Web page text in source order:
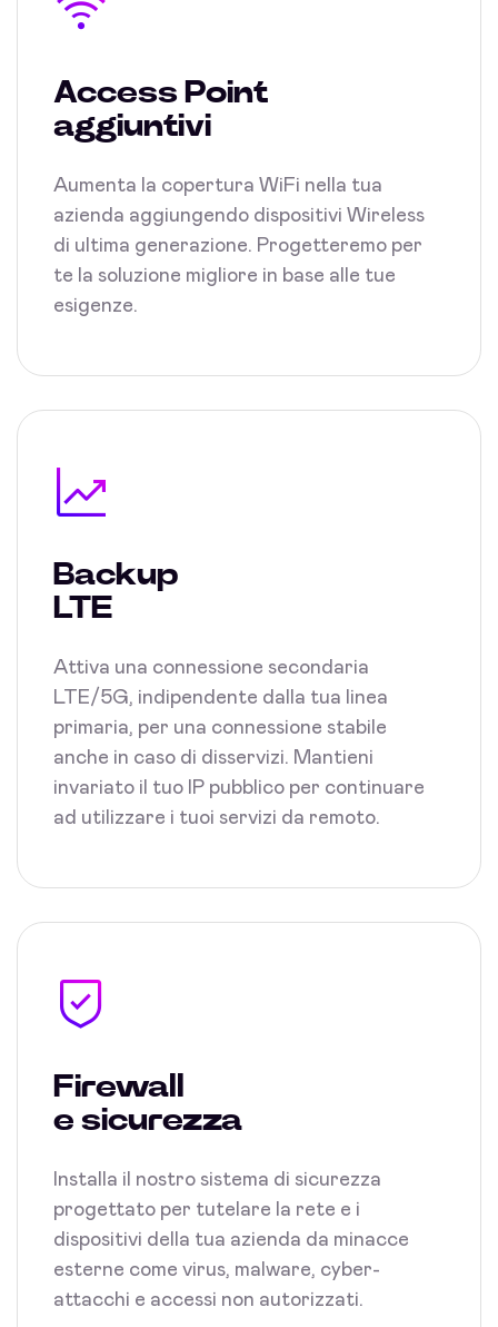
Access Point
aggiuntivi
Aumenta la copertura WiFi nella tua
azienda aggiungendo dispositivi Wireless
di ultima generazione. Progetteremo per
te la soluzione migliore in base alle tue
esigenze.
Backup
LTE
Attiva una connessione secondaria
LTE/5G, indipendente dalla tua linea
primaria, per una connessione stabile
anche in caso di disservizi. Mantieni
invariato il tuo IP pubblico per continuare
ad utilizzare i tuoi servizi da remoto.
Firewall
e sicurezza
Installa il nostro sistema di sicurezza
progettato per tutelare la rete e i
dispositivi della tua azienda da minacce
esterne come virus, malware, cyber-
attacchi e accessi non autorizzati.